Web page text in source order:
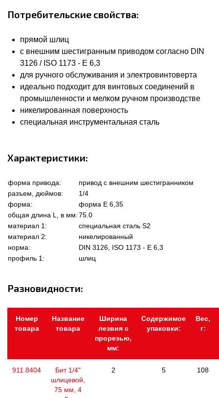
Потребительские свойства:
прямой шлиц
с внешним шестигранным приводом согласно DIN
3126 / ISO 1173 - E 6,3
для ручного обслуживания и электровинтоверта
идеально подходит для винтовых соединений в
промышленности и мелком ручном производстве
никелированная поверхность
специальная инструментальная сталь
Характеристики:
форма привода:
привод с внешним шестигранником
разъем, дюймов:
1/4
форма:
форма Е 6,35
общая длина L, в мм:75.0
материал 1:
специальная сталь S2
материал 2:
никелированный
норма:
DIN 3126, ISO 1173 - E 6,3
профиль 1:
шлиц
Разновидности:
Номер
товара
Название
товара
Ширина
лезвия с
прорезью,
мм:
Содержимое
упаковки:
Вес,
г:
911.8404
Бит 1/4"
шлицевой,
75 мм, 4
2 5 108